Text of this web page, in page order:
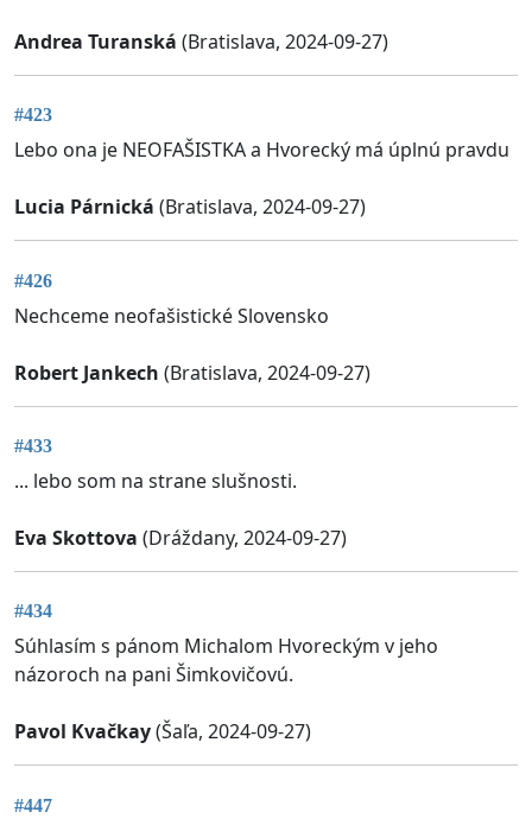
Andrea Turanská (Bratislava, 2024-09-27)
#423
Lebo ona je NEOFAŠISTKA a Hvorecký má úplnú pravdu
Lucia Párnická (Bratislava, 2024-09-27)
#426
Nechceme neofašistické Slovensko
Robert Jankech (Bratislava, 2024-09-27)
#433
... lebo som na strane slušnosti.
Eva Skottova (Dráždany, 2024-09-27)
#434
Súhlasím s pánom Michalom Hvoreckým v jeho
názoroch na pani Šimkovičovú.
Pavol Kvačkay(Šaľa, 2024-09-27)
#447